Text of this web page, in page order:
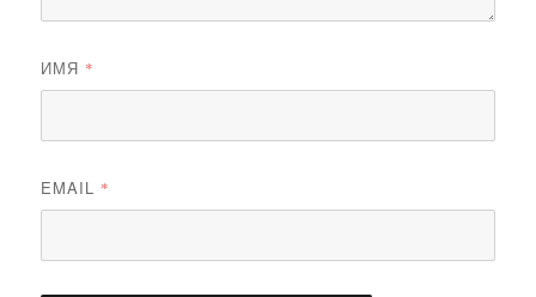
ИМЯ *
EMAIL *